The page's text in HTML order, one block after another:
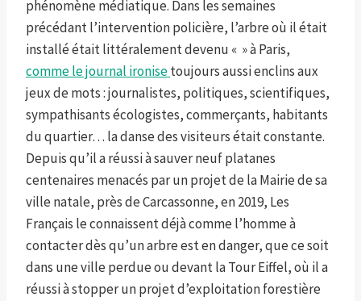
phénomène médiatique. Dans les semaines
précédant l’intervention policière, l’arbre où il était
installé était littéralement devenu « » à Paris,
comme le journal ironisetoujours aussi enclins aux
jeux de mots : journalistes, politiques, scientifiques,
sympathisants écologistes, commerçants, habitants
du quartier… la danse des visiteurs était constante.
Depuis qu’il a réussi à sauver neuf platanes
centenaires menacés par un projet de la Mairie de sa
ville natale, près de Carcassonne, en 2019, Les
Français le connaissent déjà comme l’homme à
contacter dès qu’un arbre est en danger, que ce soit
dans une ville perdue ou devant la Tour Eiffel, où il a
réussi à stopper un projet d’exploitation forestière